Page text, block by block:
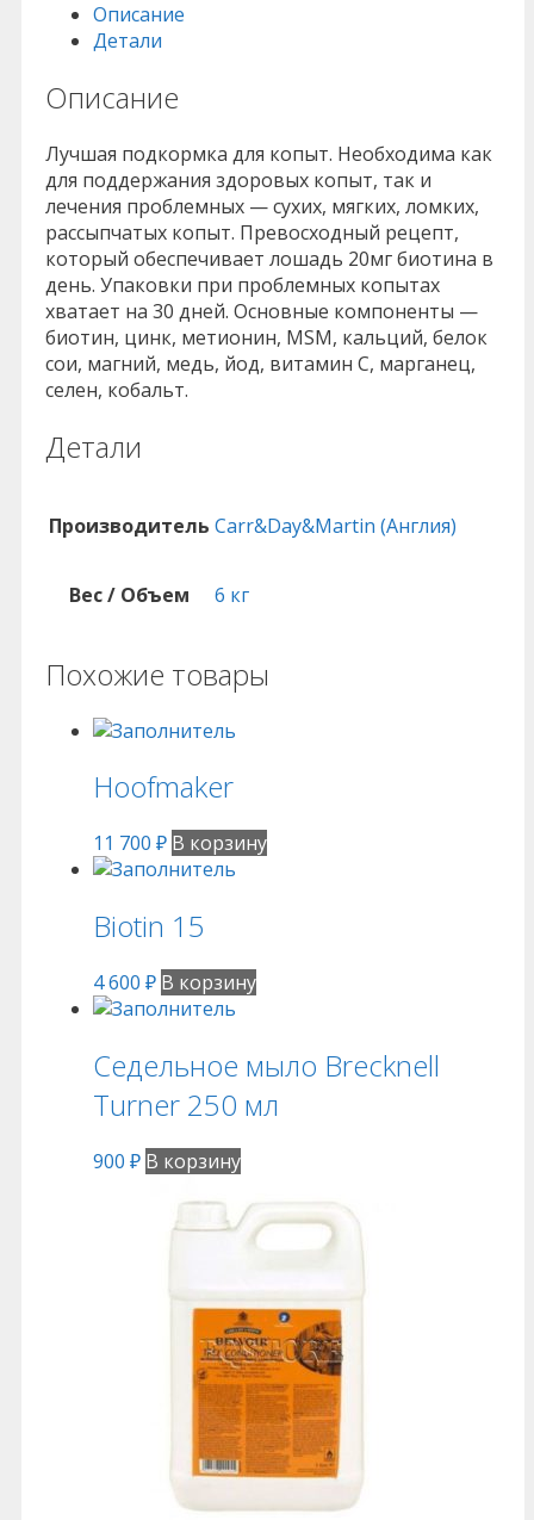
Описание
Детали
Описание
Лучшая подкормка для копыт. Необходима как
для поддержания здоровых копыт, так и
лечения проблемных — сухих, мягких, ломких,
рассыпчатых копыт. Превосходный рецепт,
который обеспечивает лошадь 20мг биотина в
день. Упаковки при проблемных копытах
хватает на 30 дней. Основные компоненты —
биотин, цинк, метионин, MSM, кальций, белок
сои, магний, медь, йод, витамин C, марганец,
селен, кобальт.
Детали
Производитель Carr&Day&Martin (Англия)
Вес / Объем 6 кг
Похожие товары
Hoofmaker
11 700 ₽ В корзину
Biotin 15
4 600 ₽ В корзину
Седельное мыло Brecknell
Turner 250 мл
900 ₽ В корзину